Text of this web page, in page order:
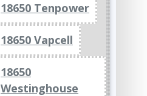
18650 Tenpower
18650 Vapcell
18650
Westinghouse